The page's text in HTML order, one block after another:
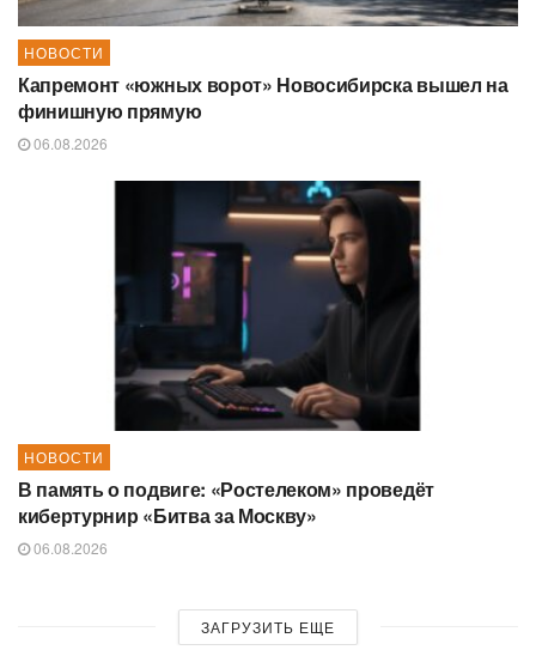
НОВОСТИ
Капремонт «южных ворот» Новосибирска вышел на
финишную прямую
06.08.2026
НОВОСТИ
В память о подвиге: «Ростелеком» проведёт
кибертурнир «Битва за Москву»
06.08.2026
ЗАГРУЗИТЬ ЕЩЕ